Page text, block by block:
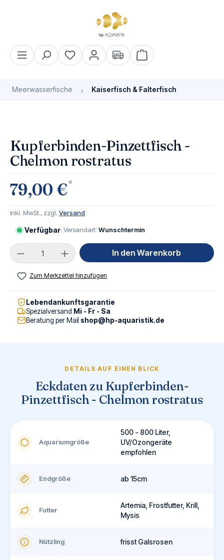
Warenkorb enthält 0
Meerwasserfische Kaiserfisch & Falterfisch
Kupferbinden-Pinzettfisch -
Chelmon rostratus
79,00 €*
inkl. MwSt., zzgl. Versand
Verfügbar· Versandart: Wunschtermin
Produkt Anzahl: Gib den gewünschten Wert
In den Warenkorb
Zum Merkzettel hinzufügen
Lebendankunftsgarantie
Spezialversand Mi - Fr - Sa
Beratung per Mail shop@hp-aquaristik.de
DETAILS AUF EINEN BLICK
Eckdaten zu Kupferbinden-
Pinzettfisch - Chelmon rostratus
Aquariumgröße
500 - 800 Liter,
UV/Ozongeräte
empfohlen
Endgröße ab 15cm
Futter
Artemia, Frostfutter, Krill,
Mysis
Nützling frisst Galsrosen